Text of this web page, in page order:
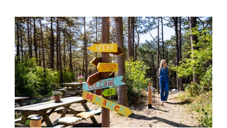
Verzorging
Ontbijt mogelijk
Algemeen
Slaapkamer begane
grond
Waterkoker
Lees meer
Buiten
Terras
Gedeelde faciliteiten